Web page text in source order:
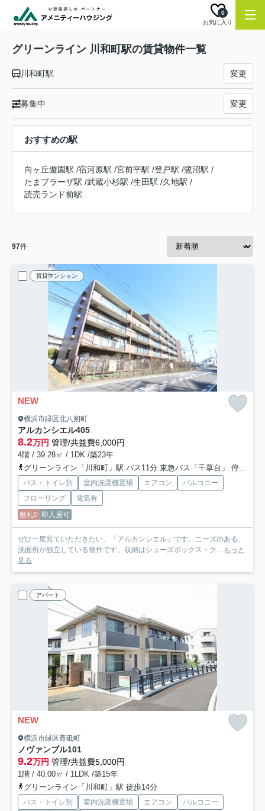
お気に入り
0
グリーンライン 川和町駅の賃貸物件一覧
川和町駅 変更
募集中 変更
おすすめの駅
向ヶ丘遊園駅 /宿河原駅 /宮前平駅 /登戸駅 /鷺沼駅 /
たまプラーザ駅 /武蔵小杉駅 /生田駅 /久地駅 /
読売ランド前駅
97件
賃貸マンション
NEW
横浜市緑区北八朔町
アルカンシエル405
8.2万円 管理/共益費6,000円
4階 / 39.28㎡ / 1DK /築23年
グリーンライン「川和町」駅 バス11分 東急バス「千草台」 停歩9分
バス・トイレ別 室内洗濯機置場 エアコン
バルコニー
フローリング
電気有
敷礼0 即入居可
ぜひ一度見ていただきたい、「アルカンシエル」です。ニーズのある、
洗面所が独立している物件です。収納はシューズボックス・ク... もっと
見る
アパート
NEW
横浜市緑区青砥町
ノヴァンブル101
9.2万円 管理/共益費5,000円
1階 / 40.00㎡ / 1LDK /築15年
グリーンライン「川和町」駅 徒歩14分
バス・トイレ別 室内洗濯機置場 エアコン
バルコニー